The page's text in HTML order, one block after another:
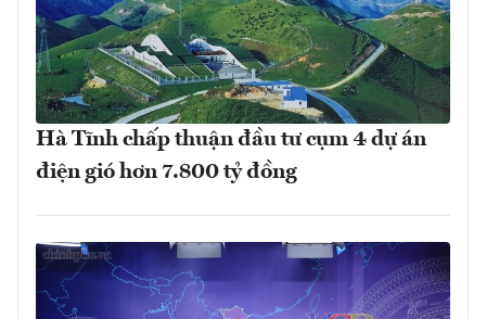
Hà Tĩnh chấp thuận đầu tư cụm 4 dự án
điện gió hơn 7.800 tỷ đồng